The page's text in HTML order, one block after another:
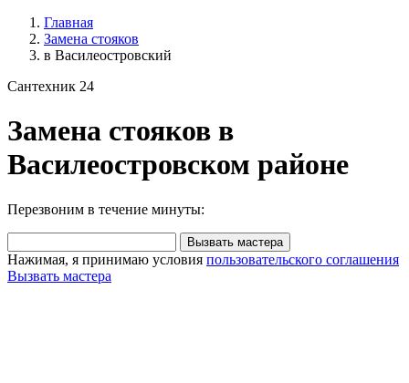
Главная
Замена стояков
в Василеостровский
Сантехник 24
Замена стояков в
Василеостровском районе
Перезвоним в течение минуты:
Вызвать мастера
Нажимая, я принимаю условия пользовательского соглашения
Вызвать мастера